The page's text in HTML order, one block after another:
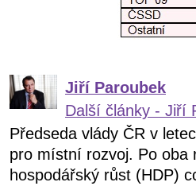
Jiří Paroubek
Další články - Jiří
Předseda vlády ČR v
pro místní rozvoj. Po oba
hospodářský růst (HDP)